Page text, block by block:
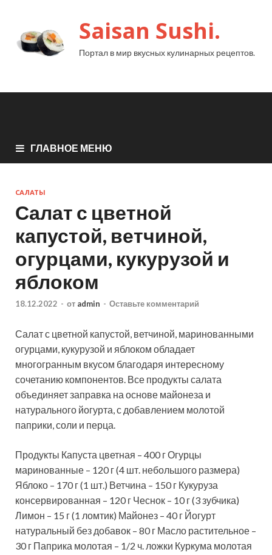
Saisan Sushi.
Портал в мир вкусных кулинарных рецептов.
ГЛАВНОЕ МЕНЮ
САЛАТЫ
Салат с цветной
капустой, ветчиной,
огурцами, кукурузой и
яблоком
18.12.2022 - от admin - Оставьте комментарий
Салат с цветной капустой, ветчиной, маринованными
огурцами, кукурузой и яблоком обладает
многогранным вкусом благодаря интересному
сочетанию компонентов. Все продукты салата
объединяет заправка на основе майонеза и
натурального йогурта, с добавлением молотой
паприки, соли и перца.
Продукты Капуста цветная – 400 г Огурцы
маринованные – 120 г (4 шт. небольшого размера)
Яблоко – 170 г (1 шт.) Ветчина – 150 г Кукуруза
консервированная – 120 г Чеснок – 10 г (3 зубчика)
Лимон – 15 г (1 ломтик) Майонез – 40 г Йогурт
натуральный без добавок – 80 г Масло растительное –
30 г Паприка молотая – 1/2 ч. ложки Куркума молотая